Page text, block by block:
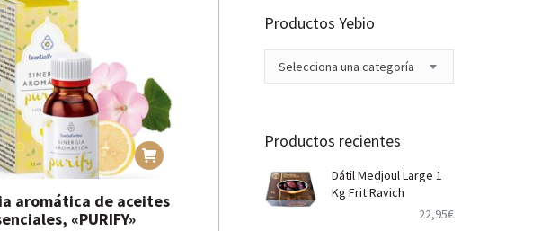
aromática de aceites
«PURIFY»
Productos Yebio
Selecciona una categoría
Productos recientes
Dátil Medjoul Large 1
Kg Frit Ravich
22,95€